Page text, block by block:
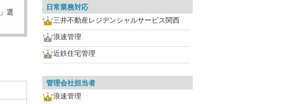
」選
日常業務対応
三井不動産レジデンシャルサービス関西
浪速管理
近鉄住宅管理
管理会社担当者
浪速管理